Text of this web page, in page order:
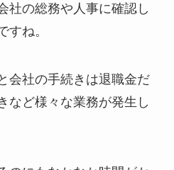
社の総務や人事に確認し
すね。
会社の手続きは退職金だ
など様々な業務が発生し